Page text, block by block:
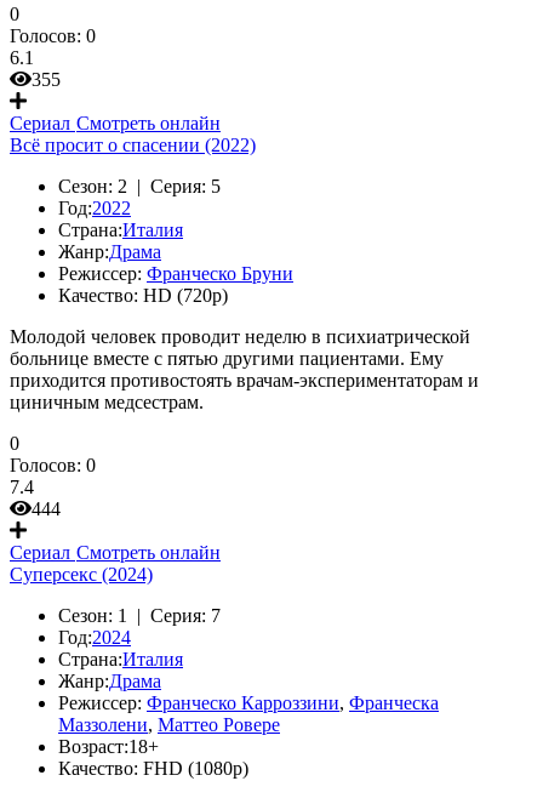
0
Голосов: 0
6.1
355
Сериал Смотреть онлайн
Всё просит о спасении (2022)
Сезон: 2 | Серия: 5
Год:2022
Страна:Италия
Жанр:Драма
Режиссер: Франческо Бруни
Качество: HD (720p)
Молодой человек проводит неделю в психиатрической
больнице вместе с пятью другими пациентами. Ему
приходится противостоять врачам-экспериментаторам и
циничным медсестрам.
0
Голосов: 0
7.4
444
Сериал Смотреть онлайн
Суперсекс (2024)
Сезон: 1 | Серия: 7
Год:2024
Страна:Италия
Жанр:Драма
Режиссер: Франческо Карроззини, Франческа
Маззолени, Маттео Ровере
Возраст:18+
Качество: FHD (1080p)